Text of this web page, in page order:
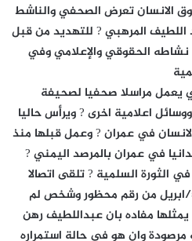
الانسان تعرض الصحفي والناشط
المرهبي ? للتهديد من قبل
الحقوقي والإعلامي وفي
يعمل مراسلا صحفيا لصحيفة
اعلامية اخرى ? ويرأس حاليا
في عمران ? وعمل قبلها منذ
ميدانيا في عمران بالمرصد اليمني ?
الثورة السلمية ? تلقى اتصالا
هاتفيا منتصف ليل الخميس 5/ابريل من رقم محظور وشخص لم
مفاده بان عبداللطيف رهن
مرصودة وان هو في حالة استمراره